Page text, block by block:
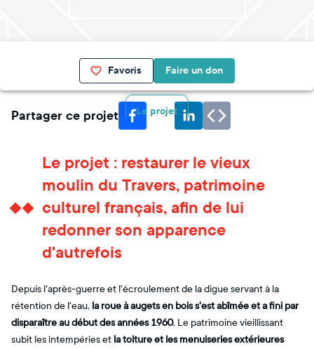
Favoris Faire un don
Le projet
Partager ce projet
Le projet : restaurer le vieux
moulin du Travers, patrimoine
culturel français, afin de lui
redonner son apparence
d'autrefois
Depuis l'après-guerre et l'écroulement de la digue servant à la
rétention de l'eau, la roue à augets en bois s'est abîmée et a fini par
disparaître au début des années 1960. Le patrimoine vieillissant
subit les intempéries et la toiture et les menuiseries extérieures